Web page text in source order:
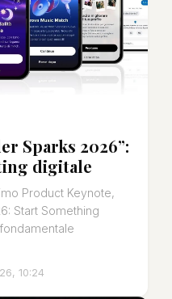
Sparks 2026”:
digitale
Product Keynote,
Start Something
10:24